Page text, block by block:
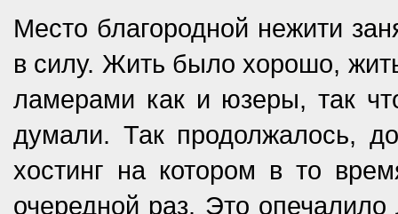
Место благородной нежити
в силу. Жить было хорошо,
ламерами как и юзеры, так
думали. Так продолжалось,
хостинг на котором в то
очередной раз. Это